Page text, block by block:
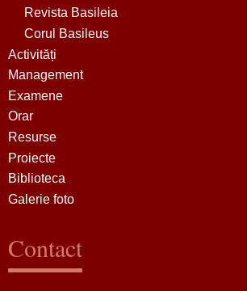
Revista Basileia
Corul Basileus
Activități
Management
Examene
Orar
Resurse
Proiecte
Biblioteca
Galerie foto
Contact